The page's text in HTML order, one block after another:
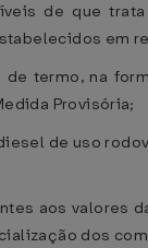
de que
em
termo, na
Provisória;
de uso
aos valores
dos